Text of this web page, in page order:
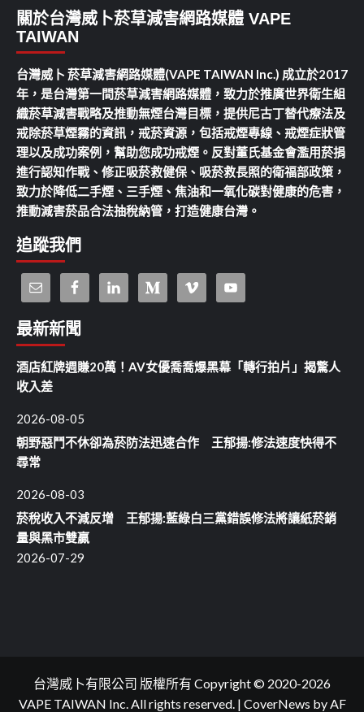
關於台灣威卜菸草減害網路媒體 VAPE
TAIWAN
台灣威卜 菸草減害網路媒體(VAPE TAIWAN Inc.) 成立於2017
年，是台灣第一間菸草減害網路媒體，致力於推廣世界衛生組
織菸草減害戰略及推動無煙台灣目標，提供尼古丁替代療法及
戒除菸草煙霧的資訊，戒菸資源，包括戒煙專線、戒煙症狀管
理以及成功案例，幫助您成功戒煙。反對董氏基金會濫用菸捐
進行認知作戰、修正吸菸救健保、吸菸救長照的衛福部政策，
致力於降低二手煙、三手煙、焦油和一氧化碳對健康的危害，
推動減害菸品合法抽稅納管，打造健康台灣。
追蹤我們
最新新聞
酒店紅牌週賺20萬！AV女優喬喬爆黑幕「轉行拍片」揭驚人
收入差
2026-08-05
朝野惡鬥不休卻為菸防法迅速合作 王郁揚:修法速度快得不
尋常
2026-08-03
菸稅收入不減反增 王郁揚:藍綠白三黨錯誤修法將讓紙菸銷
量與黑市雙贏
2026-07-29
台灣威卜有限公司 版權所有 Copyright © 2020-2026
VAPE TAIWAN Inc. All rights reserved. | CoverNews by AF